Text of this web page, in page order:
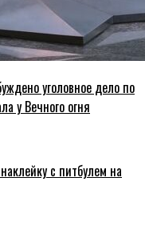
уголовное дело по
у Вечного огня
с питбулем на